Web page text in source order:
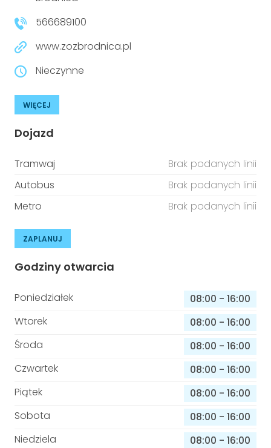
Prawo
Prawa osób z niepełnosprawnościami
Aktualności
566689100
www.zozbrodnica.pl
Nieczynne
WIĘCEJ
Dojazd
Tramwaj
Brak podanych linii
Autobus
Brak podanych linii
Metro
Brak podanych linii
ZAPLANUJ
Godziny otwarcia
Poniedziałek 08:00 - 16:00
Wtorek
08:00 - 16:00
Środa
08:00 - 16:00
Czwartek
08:00 - 16:00
Piątek
08:00 - 16:00
Sobota
08:00 - 16:00
Niedziela
08:00 - 16:00